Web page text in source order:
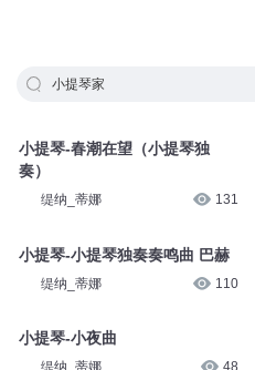
小提琴家
小提琴-春潮在望（小提琴独
奏）
缇纳_蒂娜 131
小提琴-小提琴独奏奏鸣曲 巴赫
缇纳_蒂娜 110
小提琴-小夜曲
缇纳_蒂娜 48